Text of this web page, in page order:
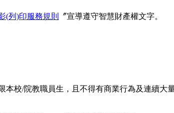
(列)印服務規則 〞宣導遵守智慧財產權文字。
校/院教職員生，且不得有商業行為及連續大